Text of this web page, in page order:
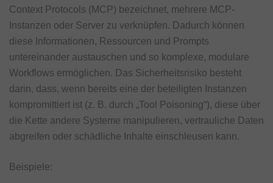
Context Protocols (MCP) bezeichnet, mehrere MCP-
Instanzen oder Server zu verknüpfen. Dadurch können
diese Informationen, Ressourcen und Prompts
untereinander austauschen und so komplexe, modulare
Workflows ermöglichen. Das Sicherheitsrisiko besteht
darin, dass, wenn bereits eine der beteiligten Instanzen
kompromittiert ist (z. B. durch „Tool Poisoning“), diese über
die Kette andere Systeme manipulieren, vertrauliche Daten
abgreifen oder schädliche Inhalte einschleusen kann.
Beispiele: